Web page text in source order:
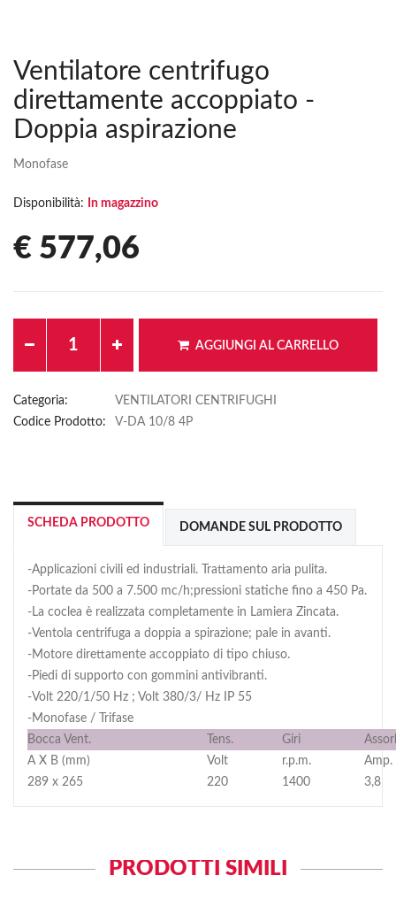
Ventilatore centrifugo
direttamente accoppiato -
Doppia aspirazione
Monofase
Disponibilità: In magazzino
€ 577,06
AGGIUNGI AL CARRELLO
Categoria:
VENTILATORI CENTRIFUGHI
Codice Prodotto:
V-DA 10/8 4P
SCHEDA PRODOTTO DOMANDE SUL PRODOTTO
-Applicazioni civili ed industriali. Trattamento aria pulita.
-Portate da 500 a 7.500 mc/h;pressioni statiche fino a 450 Pa.
-La coclea è realizzata completamente in Lamiera Zincata.
-Ventola centrifuga a doppia a spirazione; pale in avanti.
-Motore direttamente accoppiato di tipo chiuso.
-Piedi di supporto con gommini antivibranti.
-Volt 220/1/50 Hz ; Volt 380/3/ Hz IP 55
-Monofase / Trifase
Bocca Vent.
Tens. Giri
A X B (mm)
Volt r.p.m.
Amp.
289 x 265
220 1400 3,8
PRODOTTI SIMILI